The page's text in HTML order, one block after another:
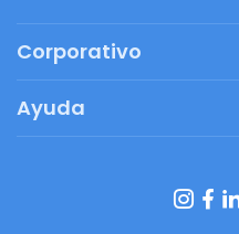
Corporativo
Regalos originales
Ayuda
Botón de arrepentimiento